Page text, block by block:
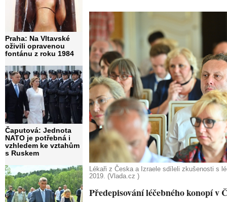
Praha: Na Vltavské
oživili opravenou
fontánu z roku 1984
Čaputová: Jednota
NATO je potřebná i
vzhledem ke vztahům
s Ruskem
Lékaři z Česka a Izraele sdíleli zkušenosti s
2019. (Vlada.cz )
Předepisování léčebného konopí v